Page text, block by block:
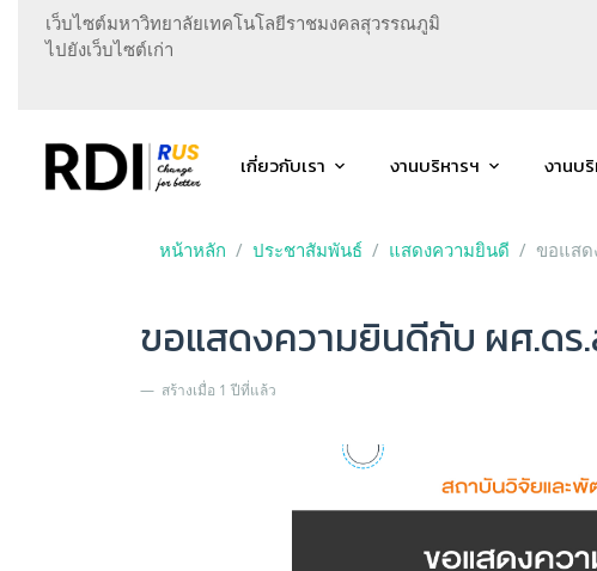
เว็บไซต์มหาวิทยาลัยเทคโนโลยีราชมงคลสุวรรณภูมิ
ไปยังเว็บไซต์เก่า
เกี่ยวกับเรา งานบริหารฯ งานบ
หน้าหลัก ประชาสัมพันธ์ แสดงความยินดี ขอแสด
ขอแสดงความยินดีกับ ผศ.ดร
สร้างเมื่อ 1 ปีที่แล้ว